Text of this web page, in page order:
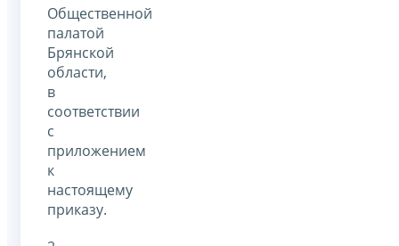
Общественной
палатой
Брянской
области,
в
соответствии
с
приложением
к
настоящему
приказу.